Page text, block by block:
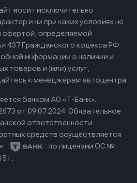
носит исключительно
и ни при каких условиях не
офертой, определяемой
437 Гражданского кодекса РФ.
информации о наличии и
товаров и (или) услуг,
к менеджерам автоцентра.
банком АО «Т-Банк».
от 09.07.2024. Обязательное
ответственности
средств осуществляется
по лицензии ОС №
г.